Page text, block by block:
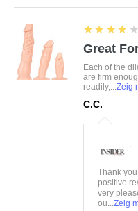
4
★★★★★
Great
Each of the
are firm
readily,...Zeig
C.C.
:
Thank
positive
very
ou...Zeig